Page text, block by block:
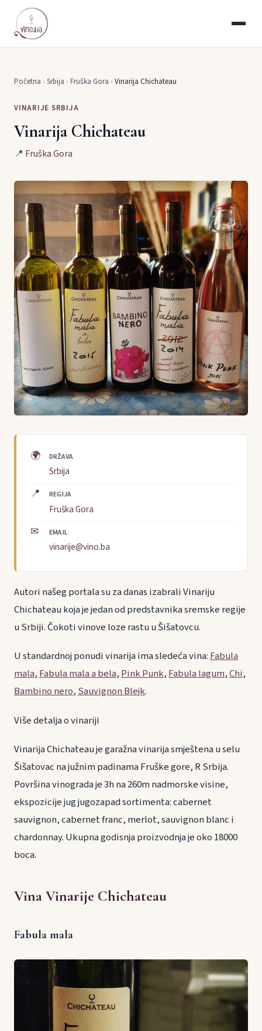
Početna › Srbija › Fruška Gora › Vinarija Chichateau
VINARIJE SRBIJA
Vinarija Chichateau
📍 Fruška Gora
🌍 DRŽAVA
Srbija
📍 REGIJA
Fruška Gora
✉ EMAIL
vinarije@vino.ba
Autori našeg portala su za danas izabrali Vinariju
Chichateau koja je jedan od predstavnika sremske regije
u Srbiji. Čokoti vinove loze rastu u Šišatovcu.
U standardnoj ponudi vinarija ima sledeća vina:Fabula
mala,Fabula mala a bela,Pink Punk,Fabula lagum,Chi,
Bambino nero,Sauvignon Blejk.
Više detalja o vinariji
Vinarija Chichateau je garažna vinarija smještena u selu
Šišatovac na južnim padinama Fruške gore, R Srbija.
Površina vinograda je 3h na 260m nadmorske visine,
ekspozicije jug jugozapad sortimenta: cabernet
sauvignon, cabernet franc, merlot, sauvignon blanc i
chardonnay. Ukupna godisnja proizvodnja je oko 18000
boca.
Vina Vinarije Chichateau
Fabula mala